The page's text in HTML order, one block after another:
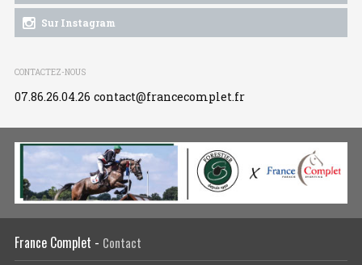
Sur Instagram
CONTACTEZ-NOUS
07.86.26.04.26 contact@francecomplet.fr
France Complet - Contact